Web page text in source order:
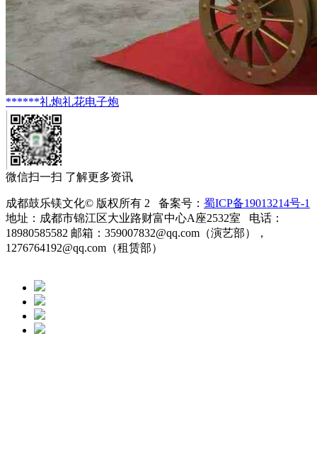
******礼炮礼花电子炮
微信扫一扫 了解更多资讯
成都鼓乐镁文化© 版权所有 2 备案号： 蜀ICP备19013214号-1
地址：成都市锦江区大业路财富中心A座2532室 电话：
18980585582 邮箱：359007832@qq.com（演艺部），
1276764192@qq.com（租赁部）